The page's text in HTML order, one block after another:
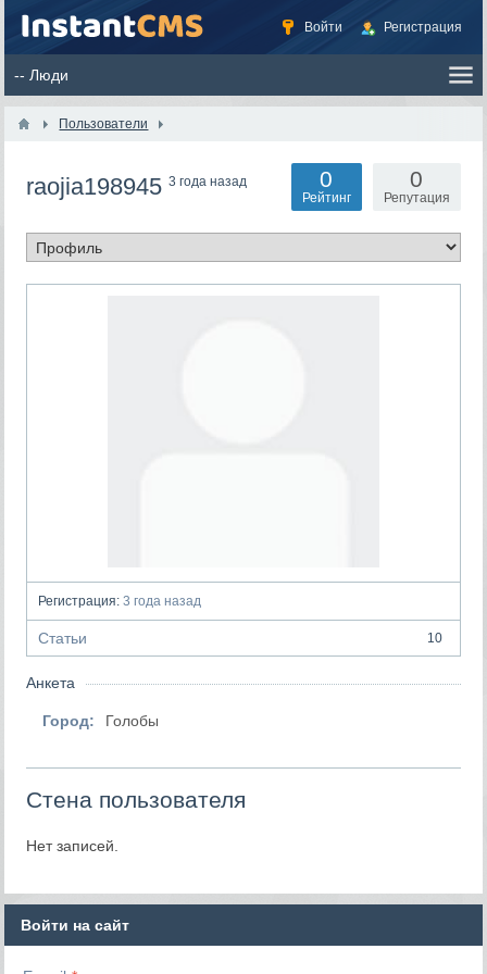
Войти Регистрация
Пользователи
raojia1989453 года назад 0
Репутация
0
Рейтинг
Регистрация: 3 года назад
Статьи 10
Анкета
Город: Голобы
Стена пользователя
Нет записей.
Войти на сайт